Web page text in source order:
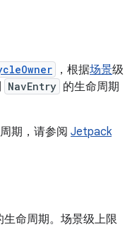
，根据场景级
NavEntry 的生命周期
期，请参阅 Jetpack
生命周期。场景级上限